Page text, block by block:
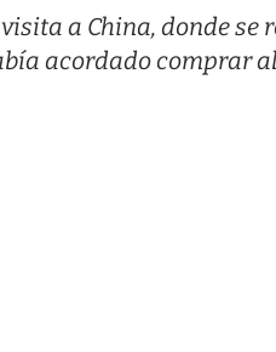
a China, donde
acordado comprar